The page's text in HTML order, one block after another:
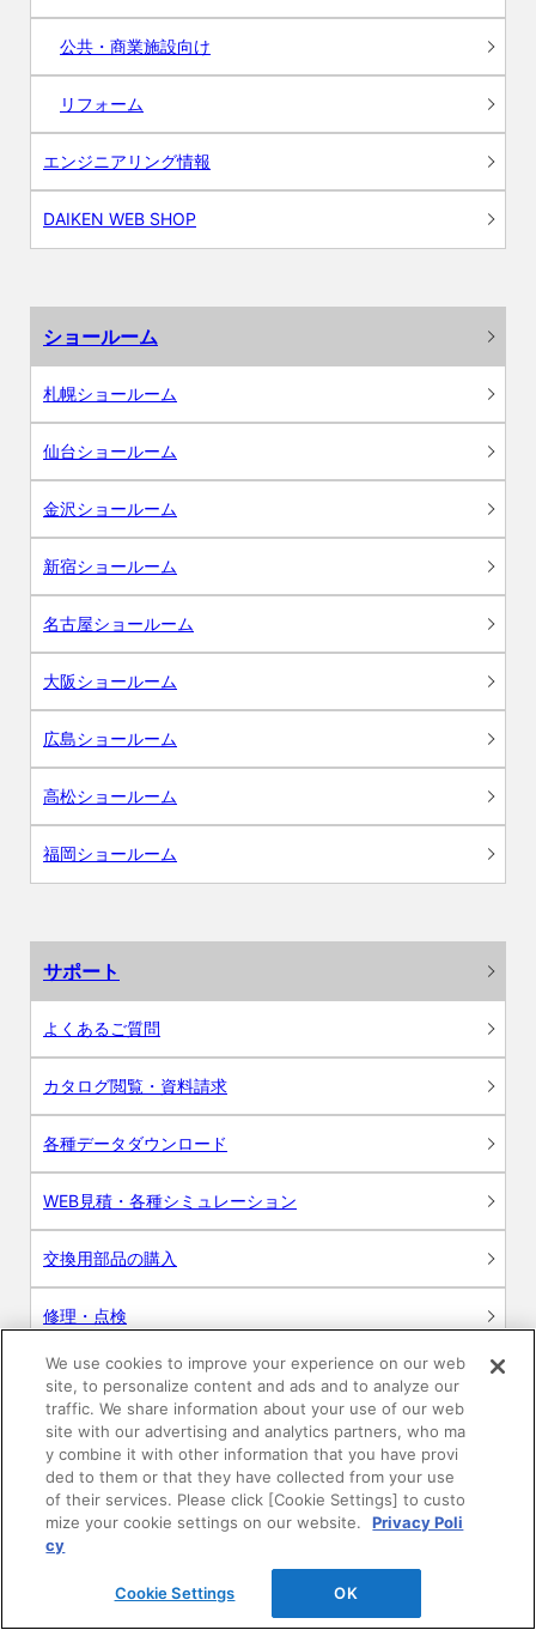
公共・商業施設向け
リフォーム
エンジニアリング情報
DAIKEN WEB SHOP
ショールーム
札幌ショールーム
仙台ショールーム
金沢ショールーム
新宿ショールーム
名古屋ショールーム
大阪ショールーム
広島ショールーム
高松ショールーム
福岡ショールーム
サポート
よくあるご質問
カタログ閲覧・資料請求
各種データダウンロード
WEB見積・各種シミュレーション
交換用部品の購入
修理・点検
お問い合わせ
ログイン
建築・設計関係者様向けサイト
ユーザー登録サービス
WEB見積システム
We use cookies to improve your experience on our web
site, to personalize content and ads and to analyze our
traffic. We share information about your use of our web
site with our advertising and analytics partners, who ma
y combine it with other information that you have provi
ded to them or that they have collected from your use
of their services. Please click [Cookie Settings] to custo
mize your cookie settings on our website.
Privacy Poli
cy
Cookie Settings OK